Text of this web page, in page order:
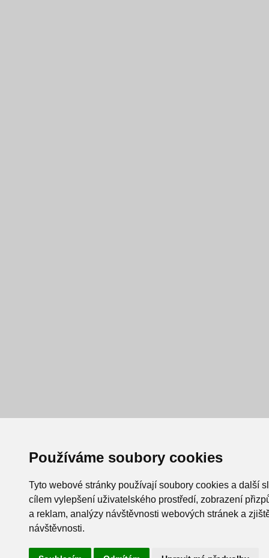
Používáme soubory cookies
Tyto webové stránky používají soubory cookies a další
cílem vylepšení uživatelského prostředí, zobrazení
a reklam, analýzy návštěvnosti webových stránek a
návštěvnosti.